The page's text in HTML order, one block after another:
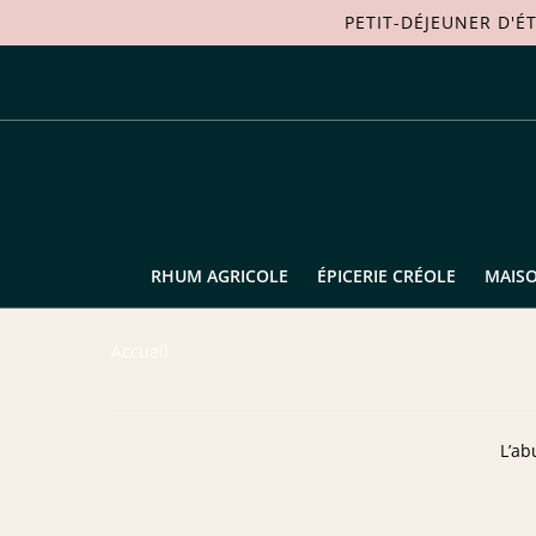
PETIT-DÉJEUNER
RHUM AGRICOLE ÉPICERIE CRÉOLE